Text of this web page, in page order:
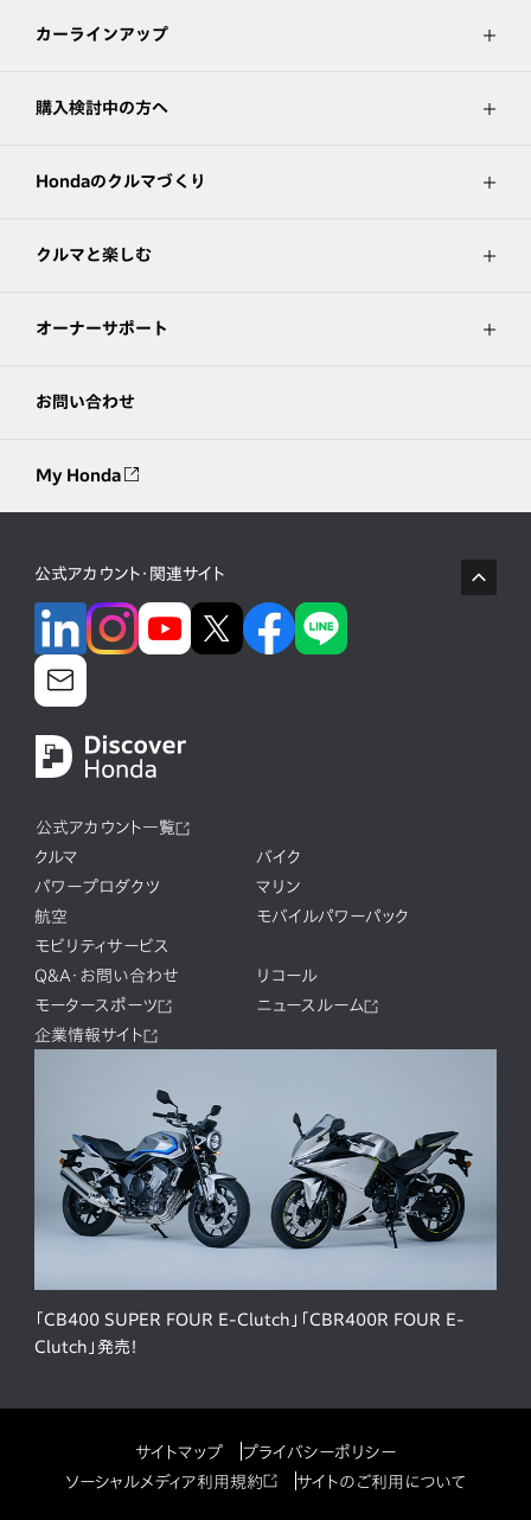
カーラインアップ
購入検討中の方へ
Hondaのクルマづくり
クルマと楽しむ
オーナーサポート
お問い合わせ
My Honda
公式アカウント・関連サイト
公式アカウント一覧
クルマ
バイク
パワープロダクツ
マリン
航空
モバイルパワーパック
モビリティサービス
Q&A・お問い合わせ
リコール
モータースポーツ
ニュースルーム
企業情報サイト
「CB400 SUPER FOUR E-Clutch」「CBR400R FOUR E-
Clutch」発売！
サイトマップ
プライバシーポリシー
ソーシャルメディア利用規約
サイトのご利用について